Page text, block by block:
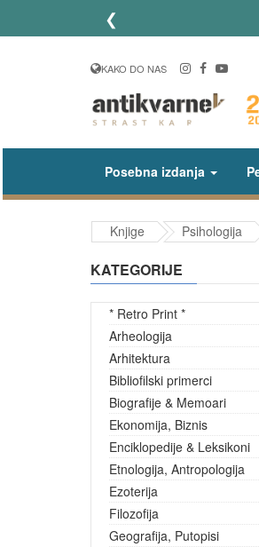
❮
KAKO DO NAS
Posebna izdanja
Knjige Psihologija
KATEGORIJE
* Retro Print *
Arheologija
Arhitektura
Bibliofilski primerci
Biografije & Memoari
Ekonomija, Biznis
Enciklopedije & Leksikoni
Etnologija, Antropologija
Ezoterija
Filozofija
Geografija, Putopisi